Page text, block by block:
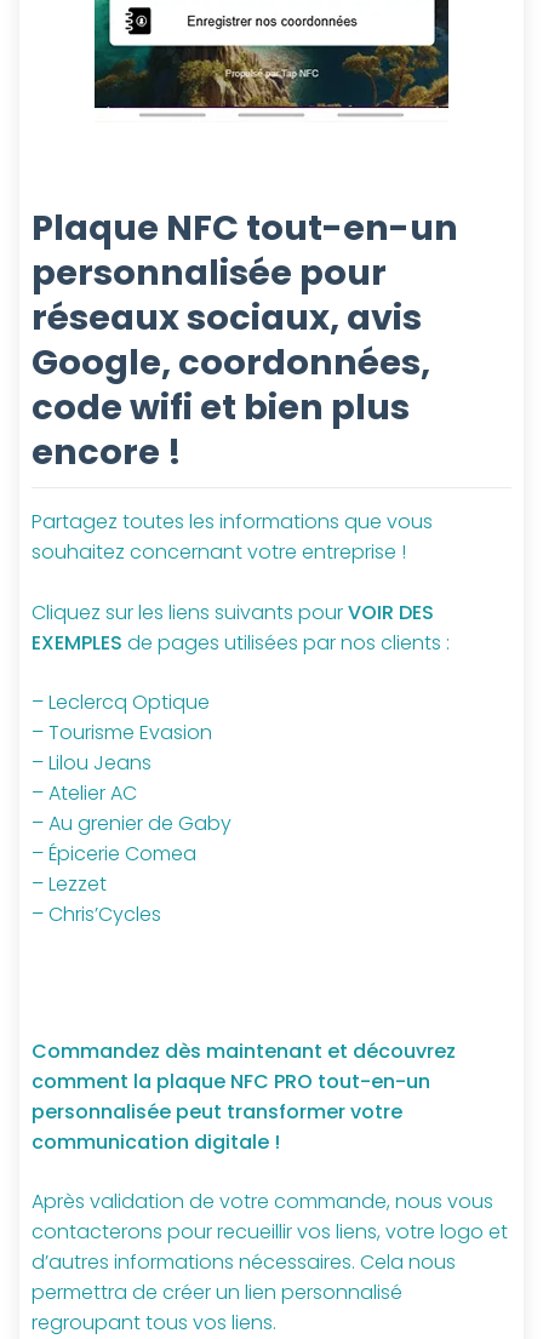
Plaque NFC tout-en-un
personnalisée pour
réseaux sociaux, avis
Google, coordonnées,
code wifi et bien plus
encore !
Partagez toutes les informations que vous
souhaitez concernant votre entreprise !
Cliquez sur les liens suivants pourVOIR DES
EXEMPLES de pages utilisées par nos clients :
– Leclercq Optique
– Tourisme Evasion
– Lilou Jeans
– Atelier AC
– Au grenier de Gaby
– Épicerie Comea
– Lezzet
– Chris’Cycles
Commandez dès maintenant et découvrez
comment la plaque NFC PRO tout-en-un
personnalisée peut transformer votre
communication digitale !
Après validation de votre commande, nous vous
contacterons pour recueillir vos liens, votre logo et
d’autres informations nécessaires. Cela nous
permettra de créer un lien personnalisé
regroupant tous vos liens.